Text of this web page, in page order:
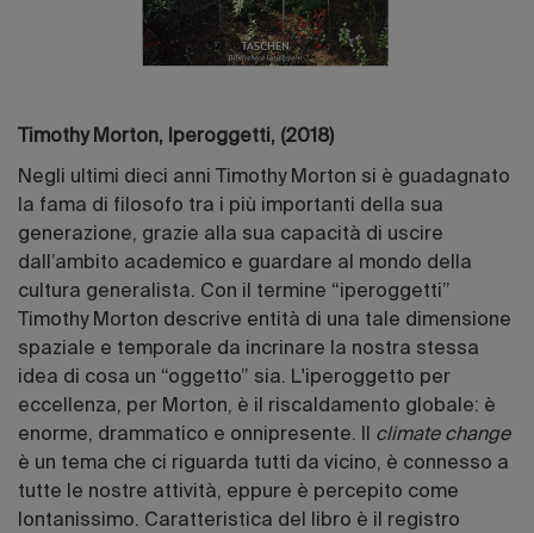
Timothy Morton, Iperoggetti, (2018)
Negli ultimi dieci anni Timothy Morton si è guadagnato
la fama di filosofo tra i più importanti della sua
generazione, grazie alla sua capacità di uscire
dall’ambito academico e guardare al mondo della
cultura generalista. Con il termine “iperoggetti”
Timothy Morton descrive entità di una tale dimensione
spaziale e temporale da incrinare la nostra stessa
idea di cosa un “oggetto” sia. L'iperoggetto per
eccellenza, per Morton, è il riscaldamento globale: è
enorme, drammatico e onnipresente. Il climate change
è un tema che ci riguarda tutti da vicino, è connesso a
tutte le nostre attività, eppure è percepito come
lontanissimo. Caratteristica del libro è il registro